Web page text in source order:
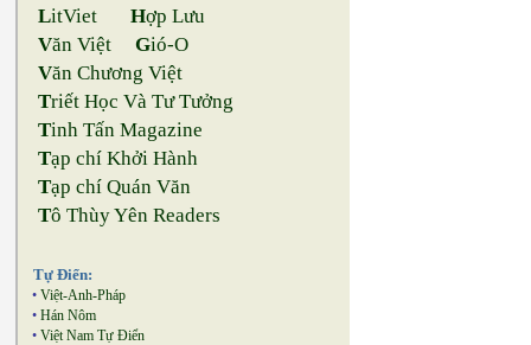
LitViet Hợp Lưu
Văn Việt Gió-O
Văn Chương Việt
Triết Học Và Tư Tưởng
Tinh Tấn Magazine
Tạp chí Khởi Hành
Tạp chí Quán Văn
Tô Thùy Yên Readers
Tự Điển:
• Việt-Anh-Pháp
• Hán Nôm
• Việt Nam Tự Điển